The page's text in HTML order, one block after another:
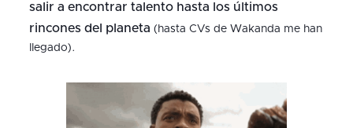
salir a encontrar talento hasta los últimos
rincones del planeta (hasta CVs de Wakanda me han
llegado).